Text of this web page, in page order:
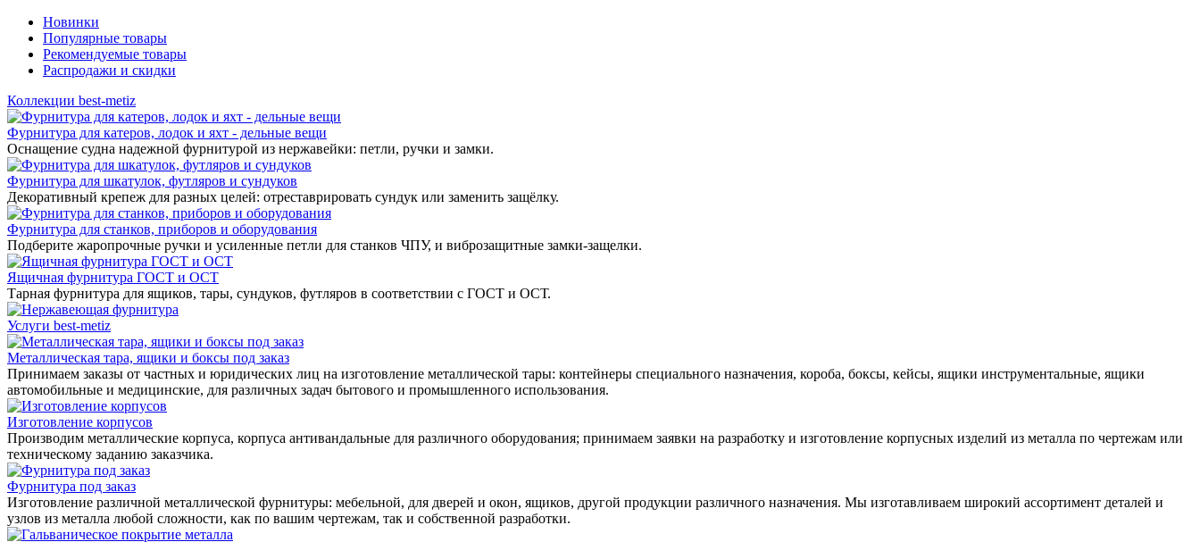
Новинки
Популярные товары
Рекомендуемые товары
Распродажи и скидки
Коллекции best-metiz
Фурнитура для катеров, лодок и яхт - дельные вещи
Оснащение судна надежной фурнитурой из нержавейки: петли, ручки и замки.
Фурнитура для шкатулок, футляров и сундуков
Декоративный крепеж для разных целей: отреставрировать сундук или заменить защёлку.
Фурнитура для станков, приборов и оборудования
Подберите жаропрочные ручки и усиленные петли для станков ЧПУ, и виброзащитные замки-защелки.
Ящичная фурнитура ГОСТ и ОСТ
Тарная фурнитура для ящиков, тары, сундуков, футляров в соответствии с ГОСТ и ОСТ.
Услуги best-metiz
Металлическая тара, ящики и боксы под заказ
Принимаем заказы от частных и юридических лиц на изготовление металлической тары: контейнеры специального назначения, короба, боксы, кейсы, ящики инструментальные, ящики
автомобильные и медицинские, для различных задач бытового и промышленного использования.
Изготовление корпусов
Производим металлические корпуса, корпуса антивандальные для различного оборудования; принимаем заявки на разработку и изготовление корпусных изделий из металла по чертежам или
техническому заданию заказчика.
Фурнитура под заказ
Изготовление различной металлической фурнитуры: мебельной, для дверей и окон, ящиков, другой продукции различного назначения. Мы изготавливаем широкий ассортимент деталей и
узлов из металла любой сложности, как по вашим чертежам, так и собственной разработки.